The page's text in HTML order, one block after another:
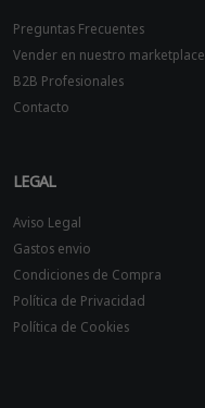
Preguntas Frecuentes
Vender en nuestro marketplace
B2B Profesionales
Contacto
LEGAL
Aviso Legal
Gastos envio
Condiciones de Compra
Política de Privacidad
Política de Cookies